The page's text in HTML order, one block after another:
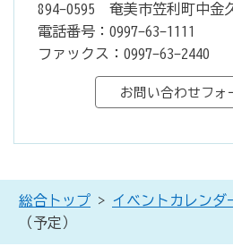
894-0595 奄美市笠利町中金
電話番号：0997-63-1111
ファックス：0997-63-2440
総合トップ > イベントカレンダ
（予定）